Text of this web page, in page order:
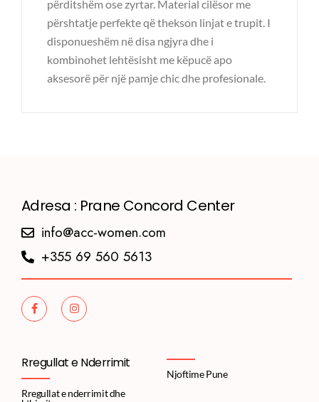
përditshëm ose zyrtar. Material cilësor me
përshtatje perfekte që thekson linjat e trupit. I
disponueshëm në disa ngjyra dhe i
kombinohet lehtësisht me këpucë apo
aksesorë për një pamje chic dhe profesionale.
Adresa : Prane Concord Center
info@acc-women.com
+355 69 560 5613
Rregullat e Nderrimit
Rregullat e nderrimit dhe
Njoftime Pune